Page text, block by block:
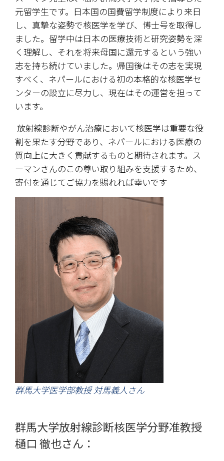
元留学生です。日本国の国費留学制度により来日
し、真摯な姿勢で核医学を学び、博士号を取得し
ました。留学中は日本の医療技術と研究姿勢を深
く理解し、それを将来母国に還元するという強い
志を持ち続けていました。帰国後はその志を実現
すべく、ネパールにおける初の本格的な核医学セ
ンターの設立に尽力し、現在はその運営を担って
います。
割を果たす分野であり、ネパールにおける医療の
質向上に大きく貢献するものと期待されます。ス
ーマンさんのこの尊い取り組みを支援するため、
寄付を通じてご協力を賜れれば幸いです
群馬大学医学部教授 対馬義人さん
群馬大学放射線診断核医学分野准教授
樋口 徹也さん：